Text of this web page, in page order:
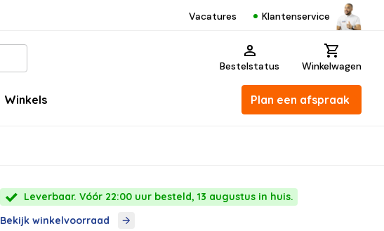
Vacatures Klantenservice
Bestelstatus Winkelwagen
Winkels Plan een afspraak
Leverbaar. Vóór 22:00 uur besteld, 13 augustus in huis.
Bekijk winkelvoorraad